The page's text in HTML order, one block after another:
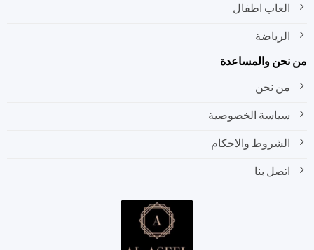
العاب اطفال
الرياضة
والمساعدة
من نحن
سياسة الخصوصية
الشروط والاحكام
اتصل بنا